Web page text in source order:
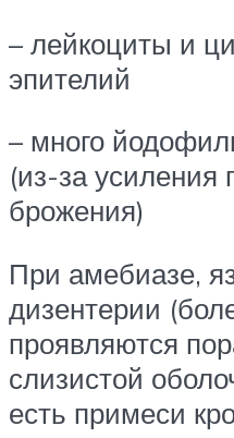
– лейкоциты и
эпителий
– много
(из-за усиления
брожения)
При амебиазе,
дизентерии
проявляются
слизистой
есть примеси